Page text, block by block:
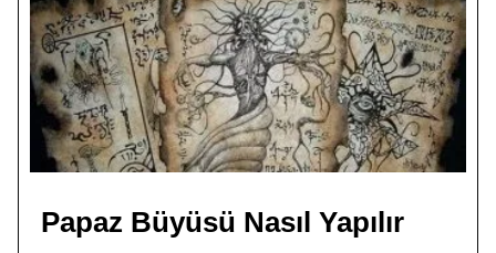
Papaz Büyüsü Nasıl Yapılır